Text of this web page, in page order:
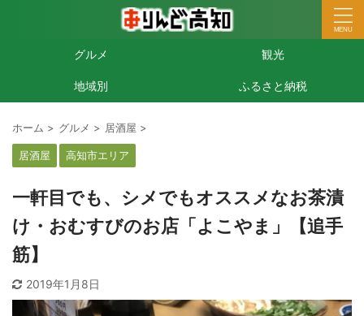
グルメ 観光
地域別 ふるさと納税
ホーム > グルメ > 居酒屋 >
居酒屋 高知市エリア
一軒目でも、シメでもオススメなお茶漬
け・おむすびのお店「よこやま」【追手
筋】
2019年1月8日